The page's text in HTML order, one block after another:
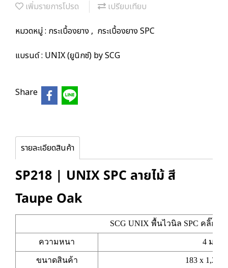
เพิ่มรายการโปรด
เปรียบเทียบ
หมวดหมู่ : กระเบื้องยาง, กระเบื้องยาง SPC
แบรนด์ : UNIX (ยูนิกซ์) by SCG
Share
รายละเอียดสินค้า
SP218 | UNIX SPC ลายไม้ สี
Taupe Oak
SCG UNIX พื้นไวนิล SPC คลิ๊กล็
ความหนา 4 มม.
ขนาดสินค้า 183 x 1,220